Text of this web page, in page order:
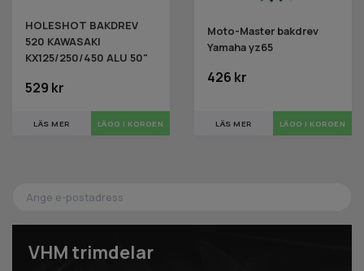
VHM trimdelar
HOLESHOT BAKDREV
520 KAWASAKI
KX125/250/450 ALU 50"
529 kr
LÄS MER LÄGG I KORGEN
Moto-Master bakdrev
Yamaha yz65
426 kr
LÄS MER LÄGG I KORGEN